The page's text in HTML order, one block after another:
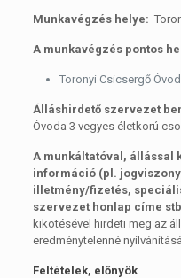
Munkavégzés helye:
A munkavégzés pontos
Toronyi Csicsergő
Álláshirdető szervezet
Óvoda 3 vegyes életkorú
A munkáltatóval, állással
információ (pl.
illetmény/fizetés,
szervezet honlap címe
kikötésével hirdeti meg az
eredménytelenné
Feltételek, előnyök